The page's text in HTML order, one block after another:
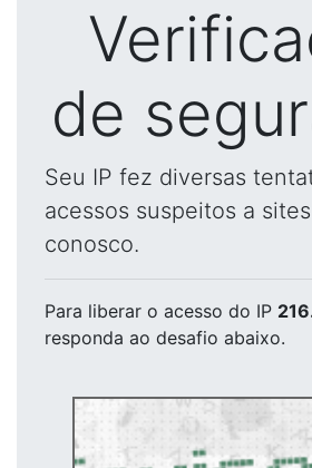
de
Seu IP fez diversas
acessos suspeitos a
conosco.
Para liberar o acesso do IP
responda ao desafio abaixo.